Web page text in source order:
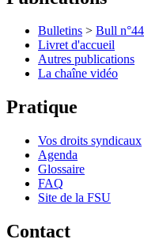
Bulletins > Bull
Livret d'accueil
Autres publications
La chaîne vidéo
Pratique
Vos droits syndicaux
Agenda
Glossaire
FAQ
Site de la FSU
Contact